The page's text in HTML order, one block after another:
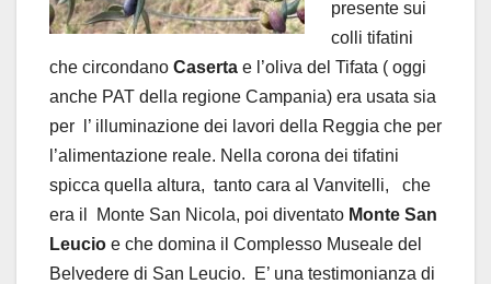
presente sui
colli tifatini
che circondano Caserta e l’oliva del Tifata ( oggi
anche PAT della regione Campania) era usata sia
per
l’ illuminazione dei lavori della Reggia che per
l’alimentazione reale. Nella corona dei tifatini
spicca quella altura, tanto cara al Vanvitelli, che
era il
Monte San Nicola, poi diventato Monte San
Leucio e che domina il Complesso Museale del
Belvedere di San Leucio.
E’ una testimonianza di